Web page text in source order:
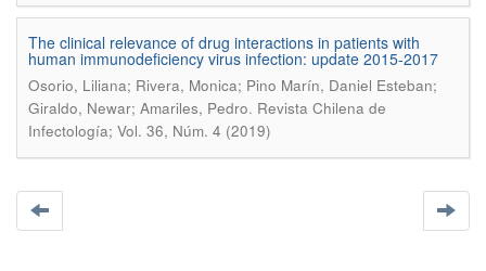
The clinical relevance of drug interactions in patients with
human immunodeficiency virus infection: update 2015-2017
Osorio, Liliana; Rivera, Monica; Pino Marín, Daniel Esteban;
Giraldo, Newar; Amariles, Pedro. Revista Chilena de
Infectología; Vol. 36, Núm. 4 (2019)